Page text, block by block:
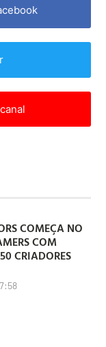
COMEÇA NO
COM
CRIADORES